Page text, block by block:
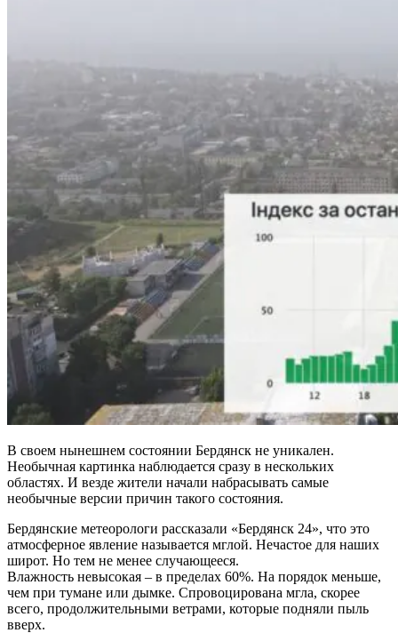
В своем нынешнем состоянии Бердянск не уникален.
Необычная картинка наблюдается сразу в нескольких
областях. И везде жители начали набрасывать самые
необычные версии причин такого состояния.
Бердянские метеорологи рассказали «Бердянск 24», что это
атмосферное явление называется мглой. Нечастое для наших
широт. Но тем не менее случающееся.
Влажность невысокая – в пределах 60%. На порядок меньше,
чем при тумане или дымке. Спровоцирована мгла, скорее
всего, продолжительными ветрами, которые подняли пыль
вверх.